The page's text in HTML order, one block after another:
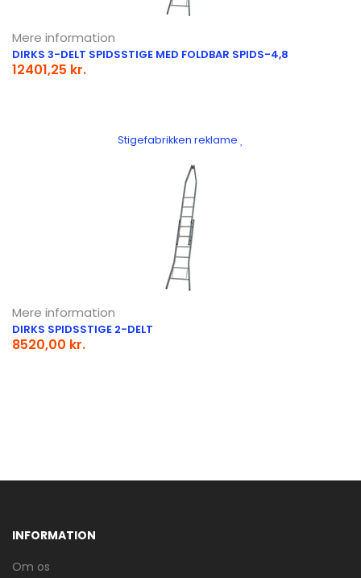
Mere information
DIRKS 3-DELT SPIDSSTIGE MED FOLDBAR SPIDS-4,8
12401,25 kr.
Stigefabrikken reklame
Mere information
DIRKS SPIDSSTIGE 2-DELT
8520,00 kr.
INFORMATION
Om os